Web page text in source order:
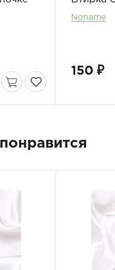
Noname
150 ₽